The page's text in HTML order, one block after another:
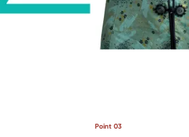
Point 03